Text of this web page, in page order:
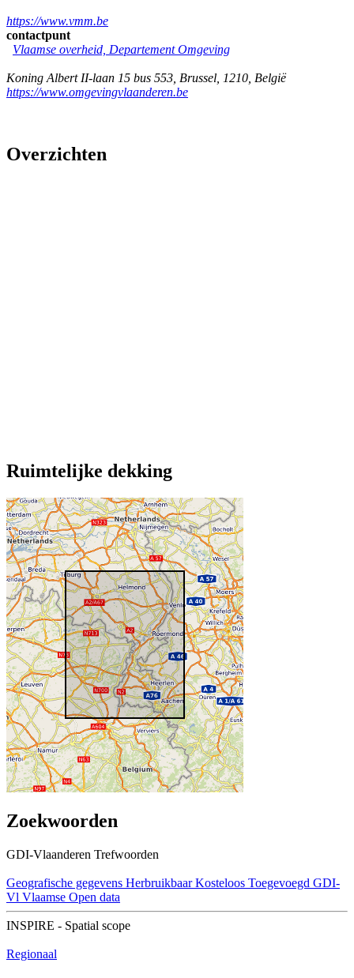
https://www.vmm.be
contactpunt
Vlaamse overheid, Departement Omgeving
Koning Albert II-laan 15 bus 553 Brussel 1210 België
https://www.omgevingvlaanderen.be
Overzichten
Ruimtelijke dekking
Zoekwoorden
GDI-Vlaanderen Trefwoorden
Geografische gegevens Herbruikbaar Kosteloos Toegevoegd GDI-
Vl Vlaamse Open data
INSPIRE - Spatial scope
Regionaal